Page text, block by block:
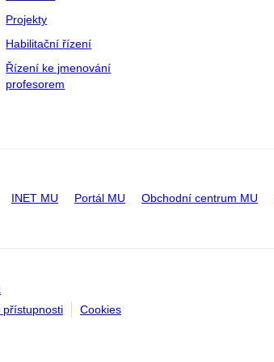
Projekty
Habilitační řízení
Řízení ke jmenování
profesorem
INET MU Portál MU Obchodní centrum MU
přístupnosti Cookies